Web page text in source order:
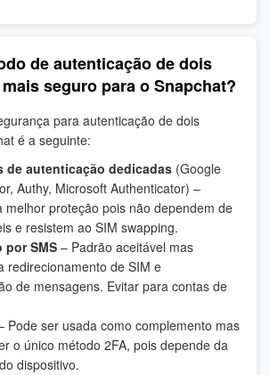
de autenticação de dois
seguro para o Snapchat?
para autenticação de dois
é a seguinte:
de autenticação dedicadas (Google
Authy, Microsoft Authenticator) –
melhor proteção pois não dependem de
e resistem ao SIM swapping.
por SMS – Padrão aceitável mas
redirecionamento de SIM e
de mensagens. Evitar para contas de
Pode ser usada como complemento mas
o único método 2FA, pois depende da
dispositivo.